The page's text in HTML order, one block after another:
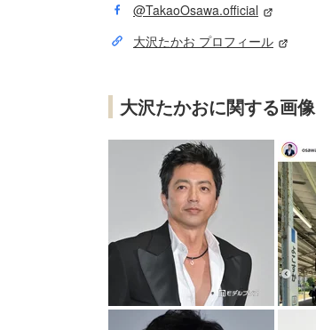
@TakaoOsawa.official
大沢たかお プロフィール
大沢たかおに関する画像